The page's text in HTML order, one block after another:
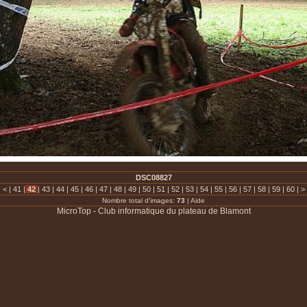
DSC08827
< | 41 | 42 | 43 | 44 | 45 | 46 | 47 | 48 | 49 | 50 | 51 | 52 | 53 | 54 | 55 | 56 | 57 | 58 | 59 | 60 | >
Nombre total d'images: 73 | Aide
MicroTop - Club informatique du plateau de Blamont